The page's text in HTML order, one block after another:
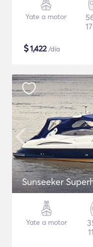
Yate a motor
$1,422/día
Sunseeker
Yate a motor